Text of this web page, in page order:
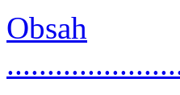
Obsah